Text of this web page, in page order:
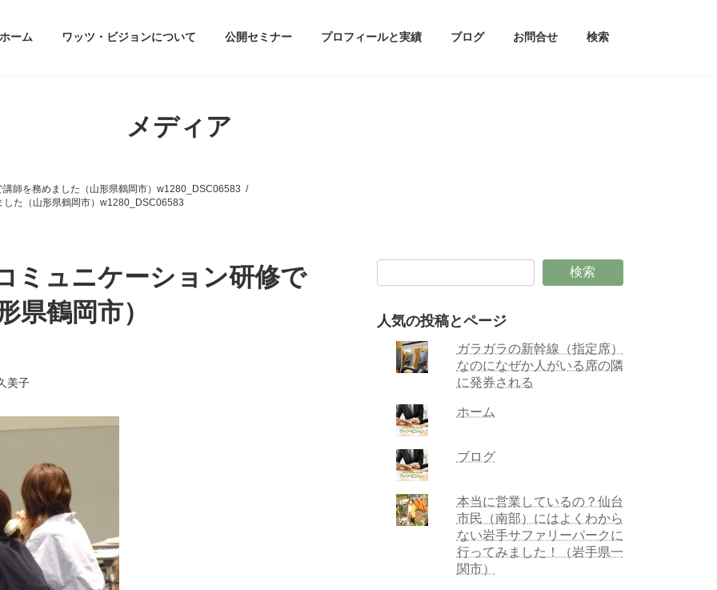
ホーム ワッツ・ビジョンについて 公開セミナー プロフィールと実績 ブログ お問合せ 検索
メディア
師を務めました（山形県鶴岡市）w1280_DSC06583
た（山形県鶴岡市）w1280_DSC06583
ミュニケーション研修で
県鶴岡市）
美子
検索
人気の投稿とページ
ガラガラの新幹線（指定席）
なのになぜか人がいる席の隣
に発券される
ホーム
ブログ
本当に営業しているの？仙台
市民（南部）にはよくわから
ない岩手サファリーパークに
行ってみました！（岩手県一
関市）